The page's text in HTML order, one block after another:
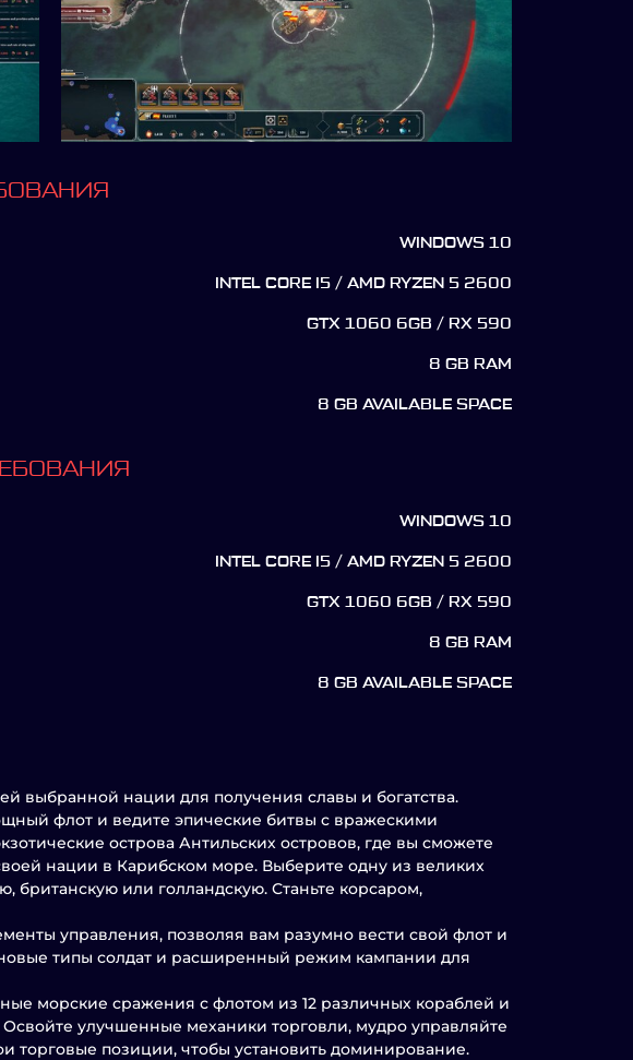
WINDOWS 10
INTEL CORE I5 / AMD RYZEN 5 2600
GTX 1060 6GB / RX 590
8 GB RAM
8 GB AVAILABLE SPACE
WINDOWS 10
INTEL CORE I5 / AMD RYZEN 5 2600
GTX 1060 6GB / RX 590
8 GB RAM
8 GB AVAILABLE SPACE
выбранной нации для получения славы и богатства.
флот и ведите эпические битвы с вражескими
острова Антильских островов, где вы сможете
нации в Карибском море. Выберите одну из великих
британскую или голландскую. Станьте корсаром,
управления, позволяя вам разумно вести свой флот и
типы солдат и расширенный режим кампании для
морские сражения с флотом из 12 различных кораблей и
улучшенные механики торговли, мудро управляйте
торговые позиции, чтобы установить доминирование.